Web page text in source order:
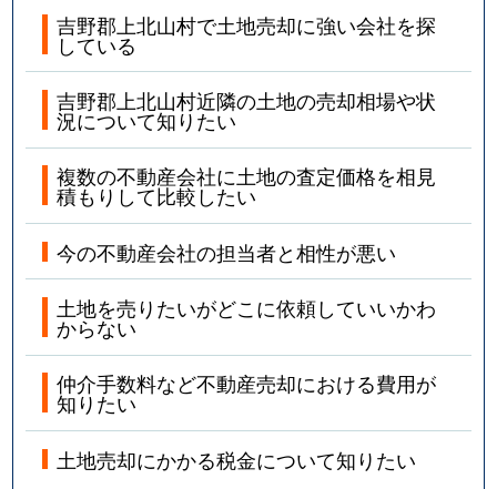
吉野郡上北山村で土地売却に強い会社を探
している
吉野郡上北山村近隣の土地の売却相場や状
況について知りたい
複数の不動産会社に土地の査定価格を相見
積もりして比較したい
今の不動産会社の担当者と相性が悪い
土地を売りたいがどこに依頼していいかわ
からない
仲介手数料など不動産売却における費用が
知りたい
土地売却にかかる税金について知りたい